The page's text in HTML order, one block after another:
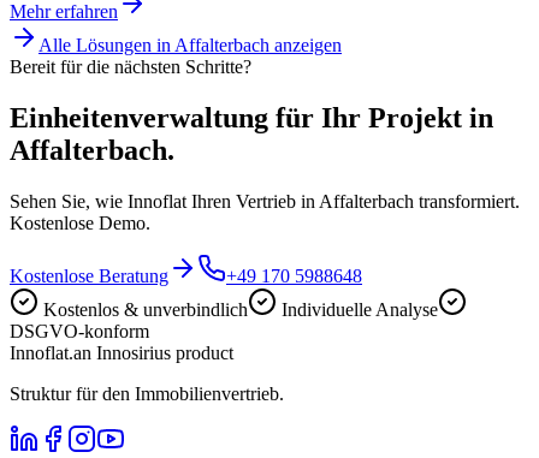
Mehr erfahren
Alle Lösungen in Affalterbach anzeigen
Bereit für die nächsten Schritte?
Einheitenverwaltung für Ihr Projekt in
Affalterbach.
Sehen Sie, wie Innoflat Ihren Vertrieb in Affalterbach transformiert.
Kostenlose Demo.
Kostenlose Beratung
+49 170 5988648
Kostenlos & unverbindlich
Individuelle Analyse
DSGVO-konform
Innoflat.an Innosirius product
Struktur für den Immobilienvertrieb.